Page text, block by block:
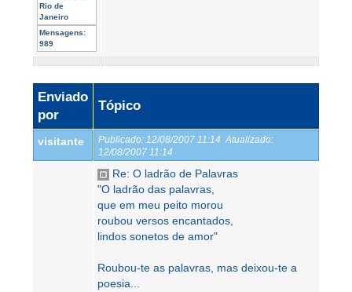
Rio de
Janeiro
Mensagens:
989
Enviado
por
Tópico
visitante Publicado: 12/08/2007 11:14 Atualizado:
12/08/2007 11:14
Re: O ladrão de Palavras
"O ladrão das palavras,
que em meu peito morou
roubou versos encantados,
lindos sonetos de amor"
Roubou-te as palavras, mas deixou-te a
poesia...